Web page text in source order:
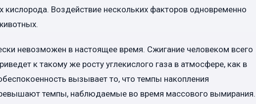
кислорода. Воздействие нескольких факторов одновременно
невозможен в настоящее время. Сжигание человеком всего
к такому же росту углекислого газа в атмосфере, как в
вызывает то, что темпы накопления
темпы, наблюдаемые во время массового вымирания.